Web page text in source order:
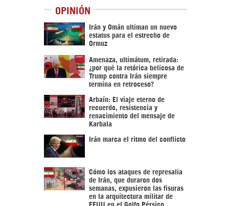
OPINIÓN
Irán y Omán ultiman un nuevo
estatus para el estrecho de
Ormuz
Amenaza, ultimátum, retirada:
¿por qué la retórica belicosa de
Trump contra Irán siempre
termina en retroceso?
Arbaín: El viaje eterno de
recuerdo, resistencia y
renacimiento del mensaje de
Karbala
Irán marca el ritmo del conflicto
Cómo los ataques de represalia
de Irán, que duraron dos
semanas, expusieron las fisuras
en la arquitectura militar de
EEUU en el Golfo Pérsico